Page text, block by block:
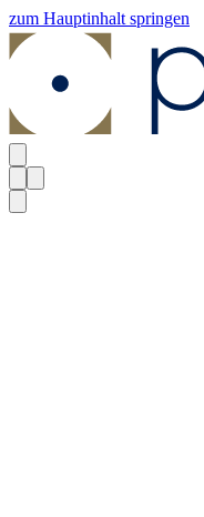
zum Hauptinhalt springen